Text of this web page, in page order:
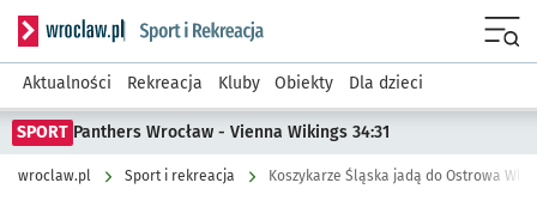
Serwis informacyjny wroclaw.pl podserwis: Sport i rekreacja
Aktualności Rekreacja Kluby Obiekty Dla dzieci
SPORT Panthers Wrocław - Vienna Wikings 34:31
wroclaw.pl Sport i rekreacja Koszykarze Śląska jadą do Ostrowa